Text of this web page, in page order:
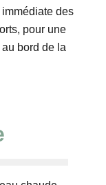
des
pour une
bord de la